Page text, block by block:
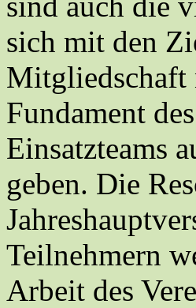
sich mit den
Mitgliedschaft
Fundament
Einsatzteams
geben. Die
Teilnehmern
Arbeit des